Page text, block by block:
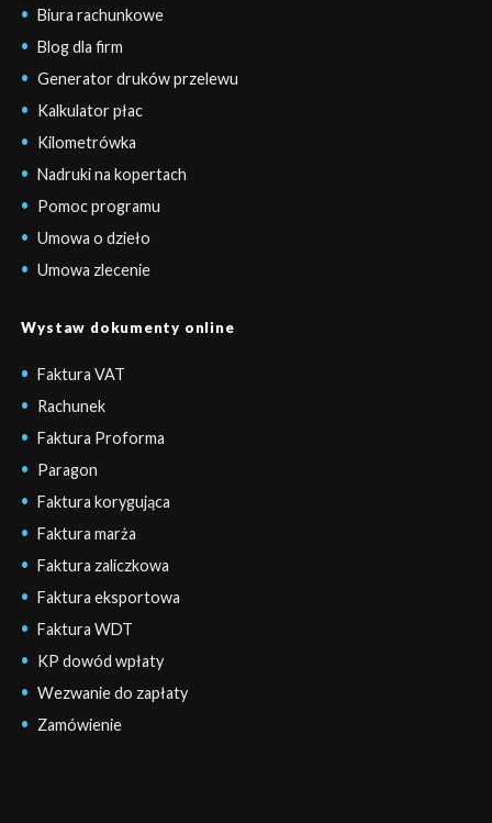
Biura rachunkowe
Blog dla firm
Generator druków przelewu
Kalkulator płac
Kilometrówka
Nadruki na kopertach
Pomoc programu
Umowa o dzieło
Umowa zlecenie
Wystaw dokumenty online
Faktura VAT
Rachunek
Faktura Proforma
Paragon
Faktura korygująca
Faktura marża
Faktura zaliczkowa
Faktura eksportowa
Faktura WDT
KP dowód wpłaty
Wezwanie do zapłaty
Zamówienie